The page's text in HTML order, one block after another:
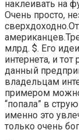
наклеивать на
Очень просто,
млрд. $. Его
интернета, и тот
данный
владельцам
примером
“попала” в
именно это
только очень